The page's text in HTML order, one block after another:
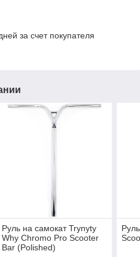
за счет покупателя
Руль на самокат Trynyty
Why Chromo Pro Scooter
Bar (Polished)